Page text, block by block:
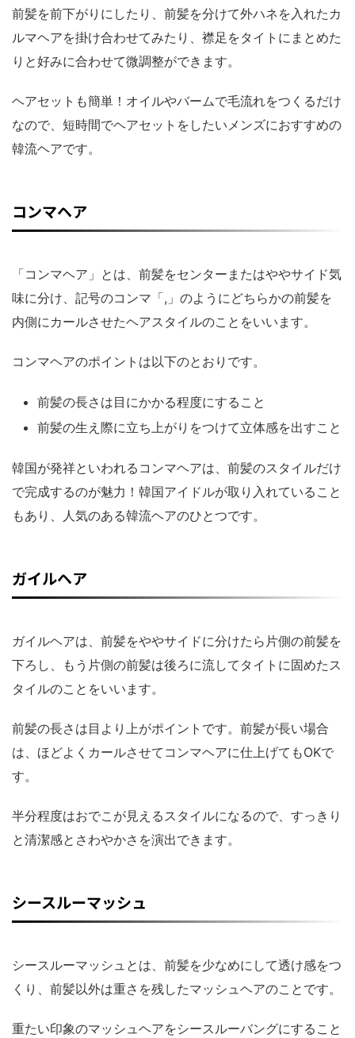
前髪を前下がりにしたり、前髪を分けて外ハネを入れたカ
ルマヘアを掛け合わせてみたり、襟足をタイトにまとめた
りと好みに合わせて微調整ができます。
ヘアセットも簡単！オイルやバームで毛流れをつくるだけ
なので、短時間でヘアセットをしたいメンズにおすすめの
韓流ヘアです。
コンマヘア
「コンマヘア」とは、前髪をセンターまたはややサイド気
味に分け、記号のコンマ「,」のようにどちらかの前髪を
内側にカールさせたヘアスタイルのことをいいます。
コンマヘアのポイントは以下のとおりです。
前髪の長さは目にかかる程度にすること
前髪の生え際に立ち上がりをつけて立体感を出すこと
韓国が発祥といわれるコンマヘアは、前髪のスタイルだけ
で完成するのが魅力！韓国アイドルが取り入れていること
もあり、人気のある韓流ヘアのひとつです。
ガイルヘア
ガイルヘアは、前髪をややサイドに分けたら片側の前髪を
下ろし、もう片側の前髪は後ろに流してタイトに固めたス
タイルのことをいいます。
前髪の長さは目より上がポイントです。前髪が長い場合
は、ほどよくカールさせてコンマヘアに仕上げてもOKで
す。
半分程度はおでこが見えるスタイルになるので、すっきり
と清潔感とさわやかさを演出できます。
シースルーマッシュ
シースルーマッシュとは、前髪を少なめにして透け感をつ
くり、前髪以外は重さを残したマッシュヘアのことです。
重たい印象のマッシュヘアをシースルーバングにすること